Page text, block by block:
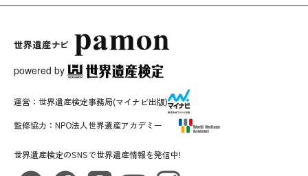
powered by
世界遺産検定のSNSで世界遺産情報を発信中!
運営： 世界遺産検定事務局(マイナビ出版)
監修協力： NPO法人世界遺産アカデミー